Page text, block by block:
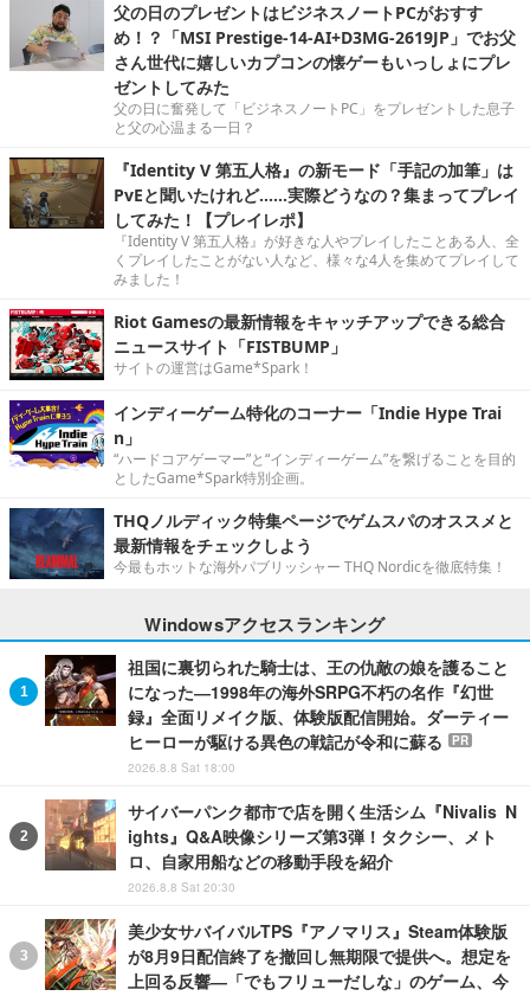
父の日のプレゼントはビジネスノートPCがおすす
め！？「MSI Prestige-14-AI+D3MG-2619JP」でお父
さん世代に嬉しいカプコンの懐ゲーもいっしょにプレ
ゼントしてみた
父の日に奮発して「ビジネスノートPC」をプレゼントした息子
と父の心温まる一日？
『Identity V 第五人格』の新モード「手記の加筆」は
PvEと聞いたけれど……実際どうなの？集まってプレイ
してみた！【プレイレポ】
『Identity V 第五人格』が好きな人やプレイしたことある人、全
くプレイしたことがない人など、様々な4人を集めてプレイして
みました！
Riot Gamesの最新情報をキャッチアップできる総合
ニュースサイト「FISTBUMP」
サイトの運営はGame*Spark！
インディーゲーム特化のコーナー「Indie Hype Trai
n」
“ハードコアゲーマー”と“インディーゲーム”を繋げることを目的
としたGame*Spark特別企画。
THQノルディック特集ページでゲムスパのオススメと
最新情報をチェックしよう
今最もホットな海外パブリッシャー THQ Nordicを徹底特集！
Windowsアクセスランキング
祖国に裏切られた騎士は、王の仇敵の娘を護ること
になった―1998年の海外SRPG不朽の名作『幻世
録』全面リメイク版、体験版配信開始。ダーティー
ヒーローが駆ける異色の戦記が令和に蘇る
PR
2026.8.8 Sat 18:00
サイバーパンク都市で店を開く生活シム『Nivalis N
ights』Q&A映像シリーズ第3弾！タクシー、メト
ロ、自家用船などの移動手段を紹介
2026.8.8 Sat 20:30
美少女サバイバルTPS『アノマリス』Steam体験版
が8月9日配信終了を撤回し無期限で提供へ。想定を
上回る反響―「でもフリューだしな」のゲーム、今